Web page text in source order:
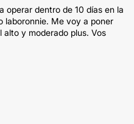
operar dentro de 10 días en la
laboronnie. Me voy a poner
y moderado plus. Vos